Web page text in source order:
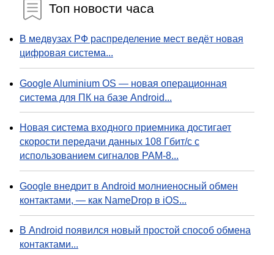
Топ новости часа
В медвузах РФ распределение мест ведёт новая
цифровая система...
Google Aluminium OS — новая операционная
система для ПК на базе Android...
Новая система входного приемника достигает
скорости передачи данных 108 Гбит/с с
использованием сигналов PAM-8...
Google внедрит в Android молниеносный обмен
контактами, — как NameDrop в iOS...
В Android появился новый простой способ обмена
контактами...